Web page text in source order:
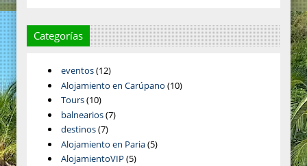
Categorías
eventos(12)
Alojamiento en Carúpano (10)
Tours(10)
balnearios(7)
destinos(7)
Alojamiento en Paria(5)
AlojamientoVIP (5)